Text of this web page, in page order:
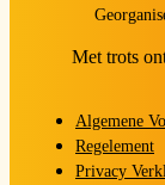
Met trots
Algemene
Regelement
Privacy